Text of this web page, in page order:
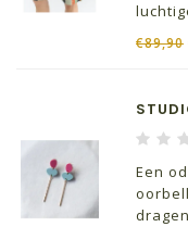
€89,90
Een